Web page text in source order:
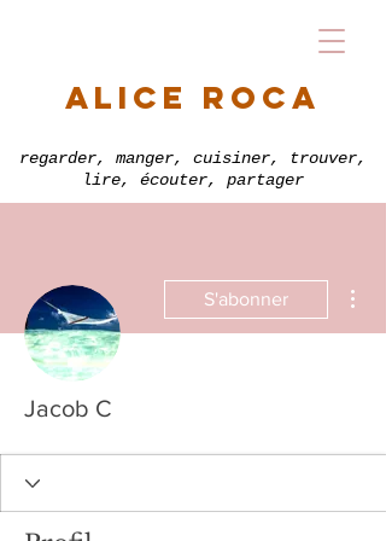
alice roca
regarder, manger, cuisiner, trouver,
lire, écouter, partager
S'abonner
Jacob C